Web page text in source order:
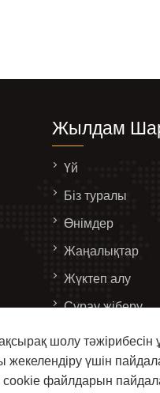
шолу тәжірибесін
жекелендіру үшін
cookie файлдарын
Жылдам
Үй
Біз туралы
Өнімдер
Жаңалықтар
Жүктеп алу
Сұрау жіберу
Бізбен
дәнекерлеу және